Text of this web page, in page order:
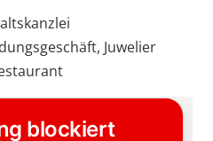
Juwelier